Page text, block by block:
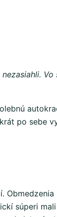
po sebe
súperi